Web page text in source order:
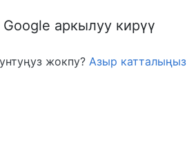
Google аркылуу кирүү
жокпу? Азыр катталыңыз